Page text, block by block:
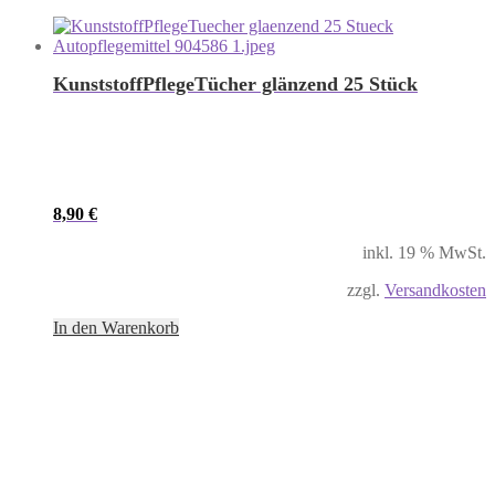
KunststoffPflegeTücher glänzend 25 Stück
8,90 €
inkl. 19 % MwSt.
zzgl. Versandkosten
In den Warenkorb